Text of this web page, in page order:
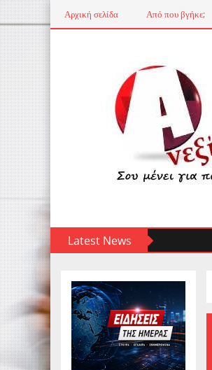
Αρχική σελίδα Από που βγήκε;
Latest News